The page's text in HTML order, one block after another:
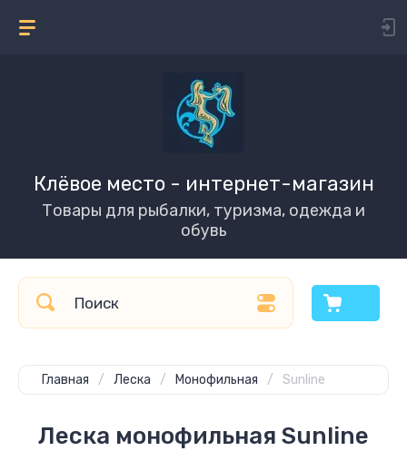
Клёвое место - интернет-магазин
Товары для рыбалки, туризма, одежда и
обувь
Главная / Леска / Монофильная / Sunline
Леска монофильная Sunline